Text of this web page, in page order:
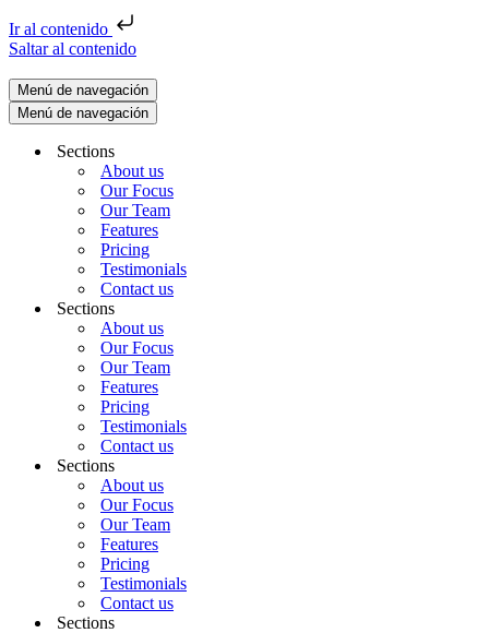
Ir al contenido
Saltar al contenido
Menú de navegación
Menú de navegación
Sections
About us
Our Focus
Our Team
Features
Pricing
Testimonials
Contact us
Sections
About us
Our Focus
Our Team
Features
Pricing
Testimonials
Contact us
Sections
About us
Our Focus
Our Team
Features
Pricing
Testimonials
Contact us
Sections